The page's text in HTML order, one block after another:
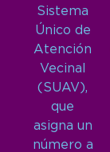
Sistema
Único de
Atención
Vecinal
(SUAV),
que
asigna un
número a